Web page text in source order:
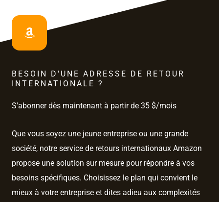
BESOIN D'UNE ADRESSE DE RETOUR
INTERNATIONALE ?
S'abonner dès maintenant à partir de 35 $/mois
Que vous soyez une jeune entreprise ou une grande
société, notre service de retours internationaux Amazon
propose une solution sur mesure pour répondre à vos
besoins spécifiques. Choisissez le plan qui convient le
mieux à votre entreprise et dites adieu aux complexités